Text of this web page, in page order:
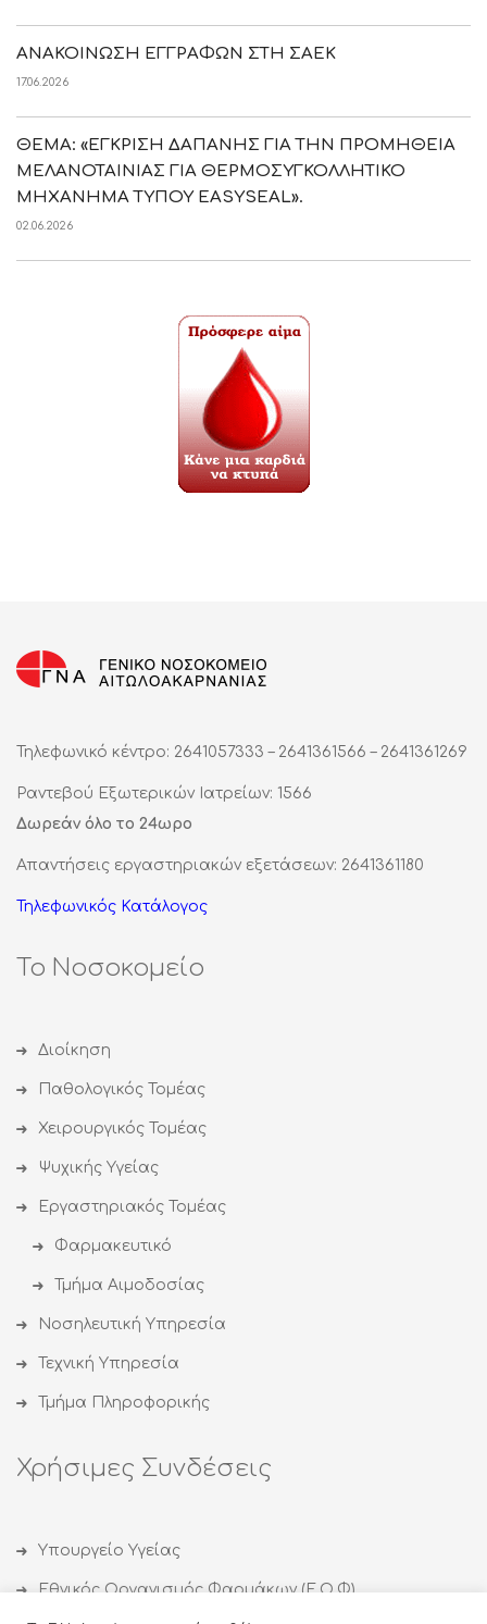
ΑΝΑΚΟΙΝΩΣΗ ΕΓΓΡΑΦΩΝ ΣΤΗ ΣΑΕΚ
17.06.2026
ΘΕΜΑ: «ΕΓΚΡΙΣΗ ΔΑΠΑΝΗΣ ΓΙΑ ΤΗΝ ΠΡΟΜΗΘΕΙΑ
ΜΕΛΑΝΟΤΑΙΝΙΑΣ ΓΙΑ ΘΕΡΜΟΣΥΓΚΟΛΛΗΤΙΚΟ
ΜΗΧΑΝΗΜΑ ΤΥΠΟΥ EASYSEAL».
02.06.2026
Τηλεφωνικό κέντρο: 2641057333 – 2641361566 – 2641361269
Ραντεβού Εξωτερικών Ιατρείων: 1566
Δωρεάν όλο το 24ωρο
Απαντήσεις εργαστηριακών εξετάσεων: 2641361180
Τηλεφωνικός Κατάλογος
Το Νοσοκομείο
Διοίκηση
Παθολογικός Τομέας
Χειρουργικός Τομέας
Ψυχικής Υγείας
Εργαστηριακός Τομέας
Φαρμακευτικό
Τμήμα Αιμοδοσίας
Νοσηλευτική Υπηρεσία
Τεχνική Υπηρεσία
Τμήμα Πληροφορικής
Χρήσιμες Συνδέσεις
Υπουργείο Υγείας
Εθνικός Οργανισμός Φαρμάκων (Ε.Ο.Φ)